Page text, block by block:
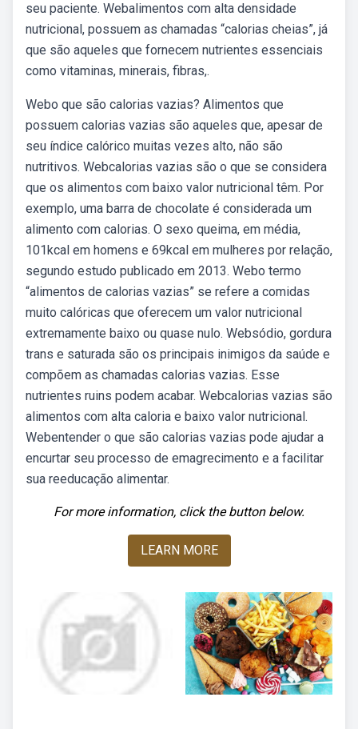
seu paciente. Webalimentos com alta densidade
nutricional, possuem as chamadas “calorias cheias”, já
que são aqueles que fornecem nutrientes essenciais
como vitaminas, minerais, fibras,.
Webo que são calorias vazias? Alimentos que
possuem calorias vazias são aqueles que, apesar de
seu índice calórico muitas vezes alto, não são
nutritivos. Webcalorias vazias são o que se considera
que os alimentos com baixo valor nutricional têm. Por
exemplo, uma barra de chocolate é considerada um
alimento com calorias. O sexo queima, em média,
101kcal em homens e 69kcal em mulheres por relação,
segundo estudo publicado em 2013. Webo termo
“alimentos de calorias vazias” se refere a comidas
muito calóricas que oferecem um valor nutricional
extremamente baixo ou quase nulo. Websódio, gordura
trans e saturada são os principais inimigos da saúde e
compõem as chamadas calorias vazias. Esse
nutrientes ruins podem acabar. Webcalorias vazias são
alimentos com alta caloria e baixo valor nutricional.
Webentender o que são calorias vazias pode ajudar a
encurtar seu processo de emagrecimento e a facilitar
sua reeducação alimentar.
For more information, click the button below.
LEARN MORE